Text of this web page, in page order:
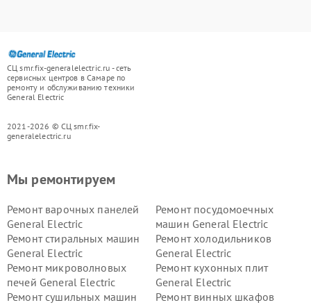
СЦ smr.fix-generalelectric.ru - сеть
сервисных центров в Самаре по
ремонту и обслуживанию техники
General Electric
2021-2026 © СЦ smr.fix-
generalelectric.ru
Мы ремонтируем
Ремонт варочных панелей
General Electric
Ремонт посудомоечных
машин General Electric
Ремонт стиральных машин
General Electric
Ремонт холодильников
General Electric
Ремонт микроволновых
печей General Electric
Ремонт кухонных плит
General Electric
Ремонт сушильных машин
Ремонт винных шкафов